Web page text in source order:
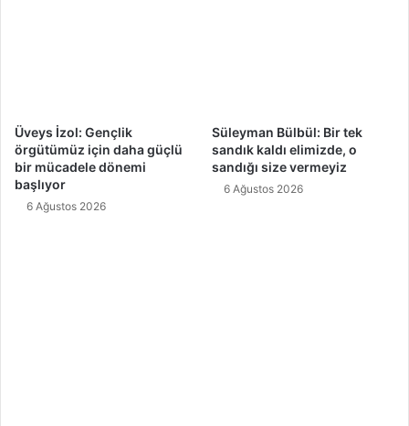
Üveys İzol: Gençlik
örgütümüz için daha güçlü
bir mücadele dönemi
başlıyor
6 Ağustos 2026
Süleyman Bülbül: Bir tek
sandık kaldı elimizde, o
sandığı size vermeyiz
6 Ağustos 2026